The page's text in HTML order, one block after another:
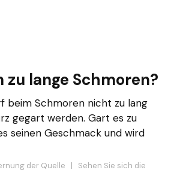
zu lange Schmoren?
beim Schmoren nicht zu lang
gegart werden. Gart es zu
seinen Geschmack und wird
der Quelle | Sehen Sie sich die